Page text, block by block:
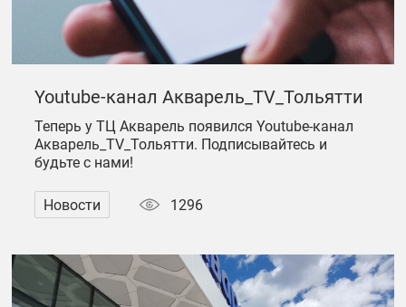
Youtube-канал Акварель_TV_Тольятти
Теперь у ТЦ Акварель появился Youtube-канал
Акварель_TV_Тольятти. Подписывайтесь и
будьте с нами!
Новости 1296